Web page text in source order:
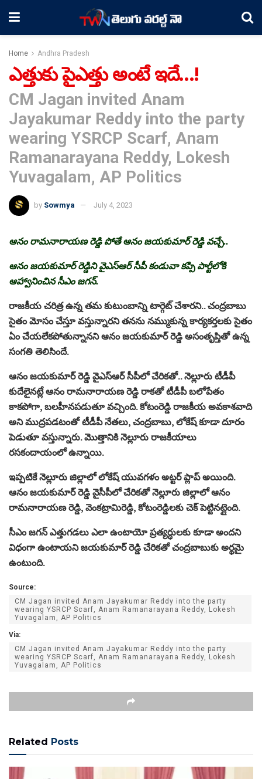
Home Andhra Pradesh
ఎత్తుకు పైఎత్తు అంటే ఇదే…!
CM Jagan invited Anam
Jayakumar Reddy into the party
wearing YSRCP Scarf, Anam
Ramanarayana Reddy, Lokesh
Yuvagalam, AP Politics
by Sowmya July 4, 2023
ఆనం రామనారాయణ రెడ్డి పోతే ఆనం జయకుమార్‌ రెడ్డి వచ్చే..
ఆనం జయకుమార్‌ రెడ్డిని వైఎస్ఆర్‌ సీపీ కండువా కప్పి పార్టీలోకి
ఆహ్వానించిన సీఎం జగన్.
రాజకీయ చరిత్ర ఉన్న తమ కుటుంబాన్ని టార్గెట్ చేశారని.. చంద్రబాబు
సైతం మోసం చేస్తూ వస్తున్నారని తనను నమ్ముకున్న కార్యకర్తలకు సైతం
ఏం చేయలేకపోతున్నానని ఆనం జయకుమార్‌ రెడ్డి అసంతృప్తితో ఉన్న
సంగతి తెలిసిందే.
ఆనం జయకుమార్‌ రెడ్డి వైఎస్ఆర్ సీపీలో చేరికతో.. నెల్లూరు టీడీపీ
కుదేలైనట్లే ఆనం రామనారాయణ రెడ్డి రాకతో టీడీపీ బలోపేతం
కాకపోగా, బలహీనపడుతూ వచ్చింది. కోటంరెడ్డి రాజకీయ అవకాశవాది
అని ముద్రపడటంతో టీడీపీ నేతలు, చంద్రబాబు, లోకేష్ కూడా దూరం
పెడుతూ వస్తున్నారు. మొత్తానికి నెల్లూరు రాజకీయాలు
రసకందాయంలో ఉన్నాయి.
ఇప్పటికే నెల్లూరు జిల్లాలో లోకేష్‌ యువగళం అట్టర్ ప్లాప్ అయింది.
ఆనం జయకుమార్‌ రెడ్డి వైసీపీలో చేరికతో నెల్లూరు జిల్లాలో ఆనం
రామనారాయణ రెడ్డి, వెంకట్రామిరెడ్డి, కోటంరెడ్డిలకు చెక్ పెట్టినట్లైంది.
సీఎం జగన్ ఎత్తుగడలు ఎలా ఉంటాయో ప్రత్యర్ధులకు కూడా అందని
విధంగా ఉంటాయని జయకుమార్‌ రెడ్డి చేరికతో చంద్రబాబుకు అర్థమై
ఉంటుంది.
Source:
CM Jagan invited Anam Jayakumar Reddy into the party
wearing YSRCP Scarf, Anam Ramanarayana Reddy, Lokesh
Yuvagalam, AP Politics
Via:
CM Jagan invited Anam Jayakumar Reddy into the party
wearing YSRCP Scarf, Anam Ramanarayana Reddy, Lokesh
Yuvagalam, AP Politics
Related Posts